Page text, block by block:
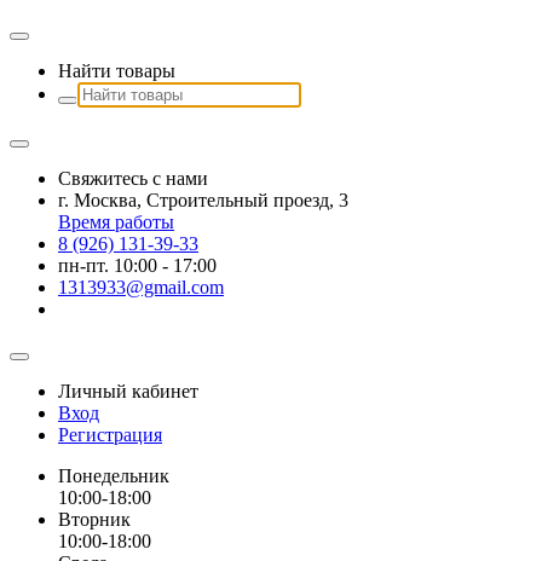
Найти товары
Свяжитесь с нами
г. Москва, Строительный проезд, 3
Время работы
8 (926) 131-39-33
пн-пт. 10:00 - 17:00
1313933@gmail.com
Личный кабинет
Вход
Регистрация
Понедельник
10:00-18:00
Вторник
10:00-18:00